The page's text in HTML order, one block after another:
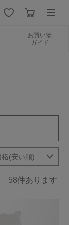
お買い物
ガイド
58件あります